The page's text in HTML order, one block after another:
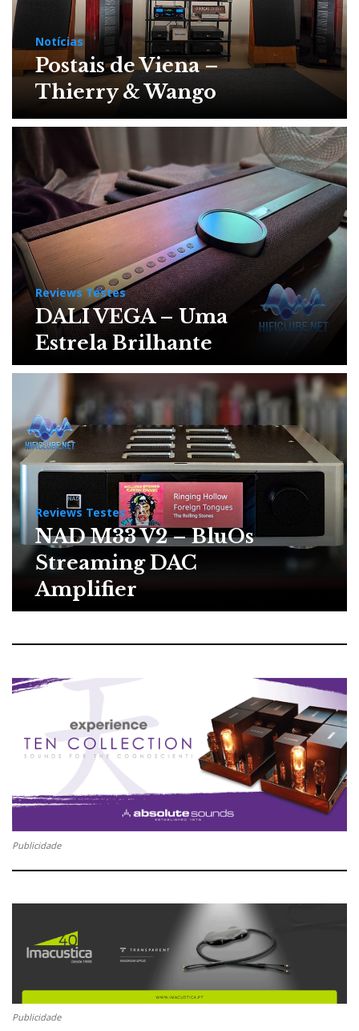
Notícias
Postais de Viena –
Thierry & Wango
Reviews Testes
DALI VEGA – Uma
Estrela Brilhante
Reviews Testes
NAD M33 V2 – BluOs
Streaming DAC
Amplifier
Publicidade
Publicidade